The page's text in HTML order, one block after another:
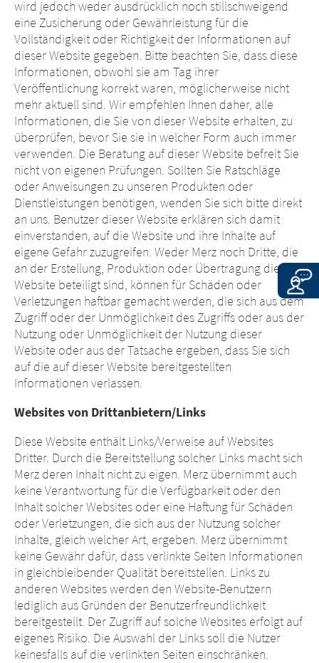
wird jedoch weder ausdrücklich noch stillschweigend
eine Zusicherung oder Gewährleistung für die
Vollständigkeit oder Richtigkeit der Informationen auf
dieser Website gegeben. Bitte beachten Sie, dass diese
Informationen, obwohl sie am Tag ihrer
Veröffentlichung korrekt waren, möglicherweise nicht
mehr aktuell sind. Wir empfehlen Ihnen daher, alle
Informationen, die Sie von dieser Website erhalten, zu
überprüfen, bevor Sie sie in welcher Form auch immer
verwenden. Die Beratung auf dieser Website befreit Sie
nicht von eigenen Prüfungen. Sollten Sie Ratschläge
oder Anweisungen zu unseren Produkten oder
Dienstleistungen benötigen, wenden Sie sich bitte direkt
an uns. Benutzer dieser Website erklären sich damit
einverstanden, auf die Website und ihre Inhalte auf
eigene Gefahr zuzugreifen. Weder Merz noch Dritte, die
an der Erstellung, Produktion oder Übertragung dieser
Website beteiligt sind, können für Schäden oder
Verletzungen haftbar gemacht werden, die sich aus dem
Zugriff oder der Unmöglichkeit des Zugriffs oder aus der
Nutzung oder Unmöglichkeit der Nutzung dieser
Website oder aus der Tatsache ergeben, dass Sie sich
auf die auf dieser Website bereitgestellten
Informationen verlassen.
Websites von Drittanbietern/Links
Diese Website enthält Links/Verweise auf Websites
Dritter. Durch die Bereitstellung solcher Links macht sich
Merz deren Inhalt nicht zu eigen. Merz übernimmt auch
keine Verantwortung für die Verfügbarkeit oder den
Inhalt solcher Websites oder eine Haftung für Schäden
oder Verletzungen, die sich aus der Nutzung solcher
Inhalte, gleich welcher Art, ergeben. Merz übernimmt
keine Gewähr dafür, dass verlinkte Seiten Informationen
in gleichbleibender Qualität bereitstellen. Links zu
anderen Websites werden den Website-Benutzern
lediglich aus Gründen der Benutzerfreundlichkeit
bereitgestellt. Der Zugriff auf solche Websites erfolgt auf
eigenes Risiko. Die Auswahl der Links soll die Nutzer
keinesfalls auf die verlinkten Seiten einschränken.
Websites hat die Merz Pharma Austria GmbH
keinerlei Kontrollmöglichkeiten. Die Merz
Pharma Austria GmbH übernimmt keine
Verantwortung für die Inhalte dieser
Websites oder die Folgen ihrer Nutzung
durch Besucher*innen. Wir bitten Sie jedoch,
uns unverzüglich über rechtswidrige Inhalte
auf den verlinkten Websites zu unterrichten.
EXIT
CONTINUE TOURL
anderen Websites unterliegen den
gesetzlichen Bestimmungen des
Landes, in dem die Website betrieben
wird. Die Merz Pharma Austria GmbH
übernimmt keinerlei Verantwortung für
die Inhalte dieser Websites oder für die
Folgen ihrer Nutzung durch
Besucher*innen. Wir bitten Sie jedoch,
uns unverzüglich über rechtswidrige
Inhalte auf den verlinkten Websites zu
unterrichten.
CONTINUE TO URL